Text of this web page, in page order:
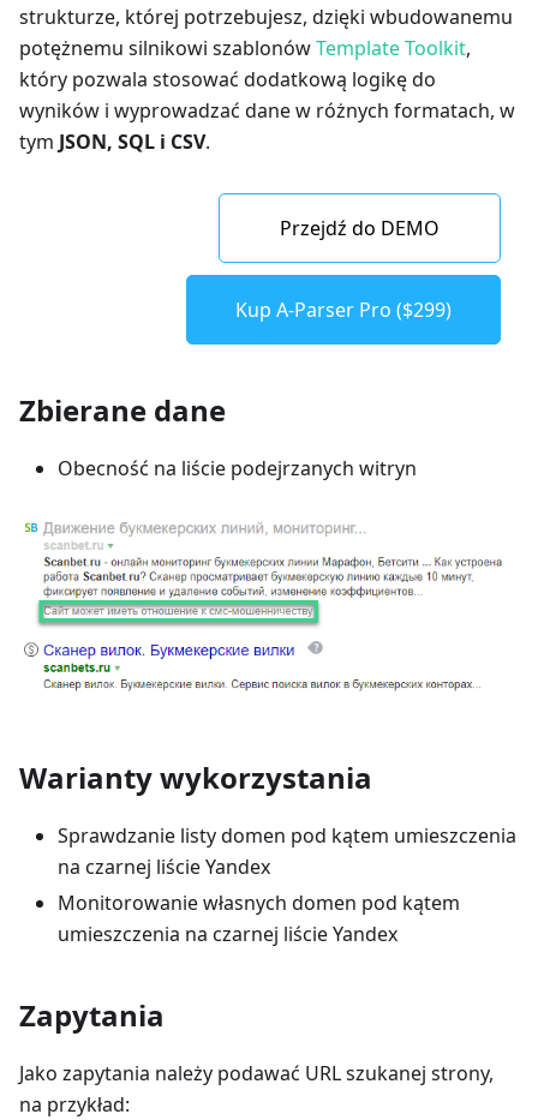
strukturze, której potrzebujesz, dzięki wbudowanemu
potężnemu silnikowi szablonówTemplate Toolkit,
który pozwala stosować dodatkową logikę do
wyników i wyprowadzać dane w różnych formatach, w
tym JSON, SQL i CSV.
Przejdź do DEMO
Kup A-Parser Pro ($299)
Zbierane dane
Obecność na liście podejrzanych witryn
Warianty wykorzystania
Sprawdzanie listy domen pod kątem umieszczenia
na czarnej liście Yandex
Monitorowanie własnych domen pod kątem
umieszczenia na czarnej liście Yandex
Zapytania
Jako zapytania należy podawać URL szukanej strony,
na przykład: